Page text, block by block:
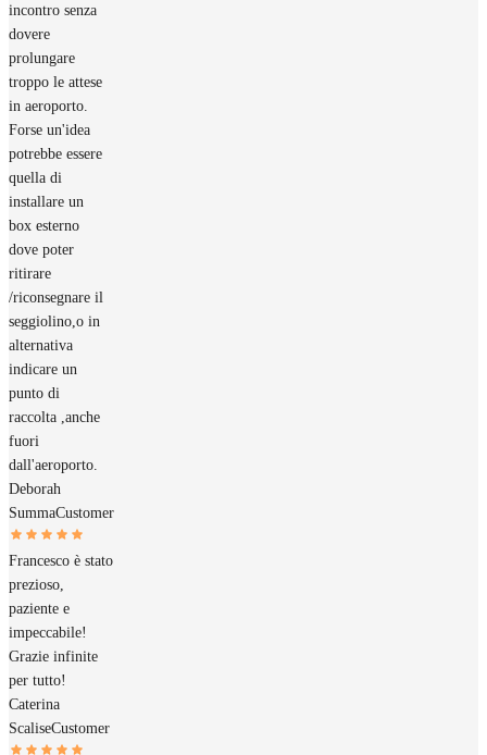
incontro senza
dovere
prolungare
troppo le attese
in aeroporto.
Forse un'idea
potrebbe essere
quella di
installare un
box esterno
dove poter
ritirare
/riconsegnare il
seggiolino,o in
alternativa
indicare un
punto di
raccolta ,anche
fuori
dall'aeroporto.
Deborah
SummaCustomer
Francesco è stato
prezioso,
paziente e
impeccabile!
Grazie infinite
per tutto!
Caterina
ScaliseCustomer